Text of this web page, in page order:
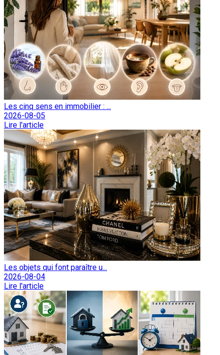
Les cinq sens en immobilier : ...
2026-08-05
Lire l'article
Les objets qui font paraître u...
2026-08-04
Lire l'article